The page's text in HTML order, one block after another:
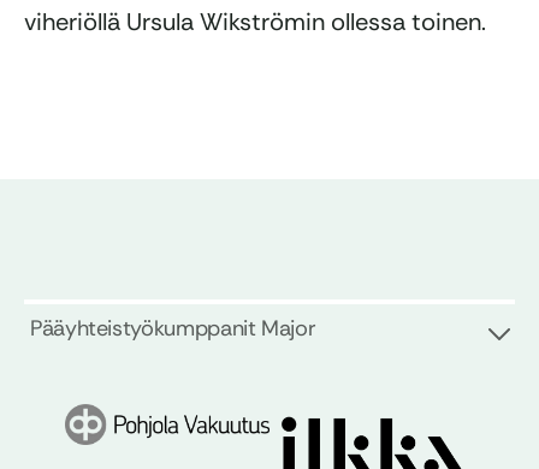
viheriöllä Ursula Wikströmin ollessa toinen.
Pääyhteistyökumppanit Major